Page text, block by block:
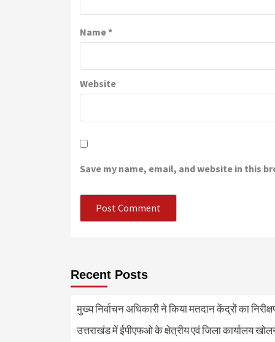
Name*
Website
Save my name, email, and website in this
Recent Posts
मुख्य निर्वाचन अधिकारी ने किया मतदान केंद्रों का
उत्तराखंड में ईपीएफओ के क्षेत्रीय एवं जिला कार्यालय